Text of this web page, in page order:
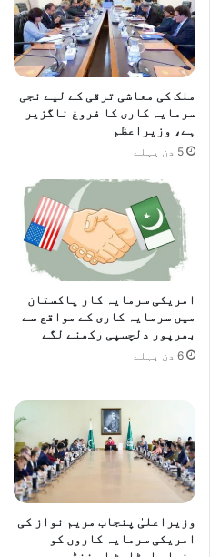
ملک کی معاشی ترقی کے لیے نجی
سرمایہ کاری کا فروغ ناگزیر
ہے، وزیراعظم
5 دن پہلے
امریکی سرمایہ کار پاکستان
میں سرمایہ کاری کے مواقع سے
بھرپور دلچسپی رکھنے لگے
6 دن پہلے
وزیراعلیٰ پنجاب مریم نواز کی
امریکی سرمایہ کاروں کو